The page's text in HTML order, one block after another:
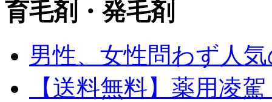
育毛剤・発毛剤
男性、女性問わず人
【送料無料】薬用凌